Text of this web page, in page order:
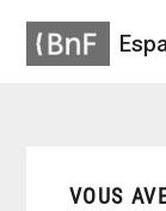
VOUS